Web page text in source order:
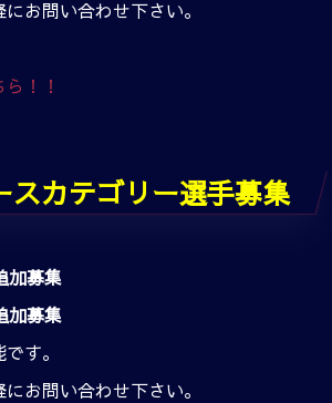
お問い合わせ下さい。
！！
スカテゴリー選手募集
加募集
加募集
す。
お問い合わせ下さい。